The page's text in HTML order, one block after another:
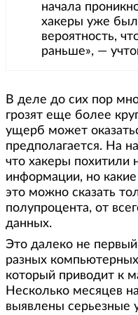
начала
хакеры уже
вероятность,
раньше», —
В деле до сих пор
грозят еще более
ущерб может
предполагается. На
что хакеры похитили
информации, но
это можно сказать
полупроцента, от
данных.
Это далеко не
разных
который приводит к
Несколько месяцев
выявлены серьезные